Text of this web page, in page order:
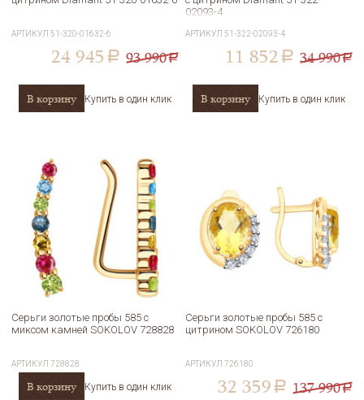
АРТИКУЛ51-320-01632-6
24 945 a 93 990a
В корзину Купить в один клик
02093-4
АРТИКУЛ51-322-02093-4
11 852 a 34 990a
В корзину Купить в один клик
Серьги золотые пробы 585 с
миксом камней SOKOLOV 728828
АРТИКУЛ728828
В корзину Купить в один клик
Серьги золотые пробы 585 с
цитрином SOKOLOV 726180
АРТИКУЛ726180
32 359 a 137 990a